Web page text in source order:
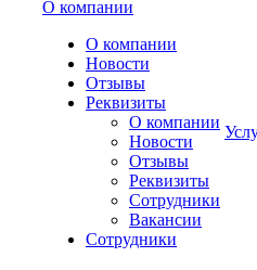
О компании
О компании
Новости
Отзывы
Реквизиты
О компании
Новости
Отзывы
Реквизиты
Сотрудники
Вакансии
Сотрудники